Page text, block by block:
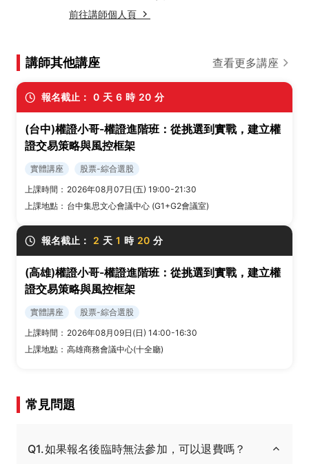
前往講師個人頁
講師其他講座 查看更多講座
報名截止： 0 天 6 時 20 分
(台中)權證小哥-權證進階班：從挑選到實戰，建立權
證交易策略與風控框架
實體講座
股票-綜合選股
上課時間： 2026年08月07日(五) 19:00-21:30
上課地點： 台中集思文心會議中心 (G1+G2會議室)
報名截止： 2 天 1 時 20 分
(高雄)權證小哥-權證進階班：從挑選到實戰，建立權
證交易策略與風控框架
實體講座
股票-綜合選股
上課時間： 2026年08月09日(日) 14:00-16:30
上課地點： 高雄商務會議中心(十全廳)
常見問題
Q1.如果報名後臨時無法參加，可以退費嗎？